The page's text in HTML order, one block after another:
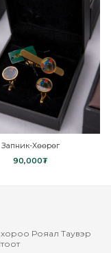
Запник-Хөөрөг
90,000₮
Рояал Таувэр